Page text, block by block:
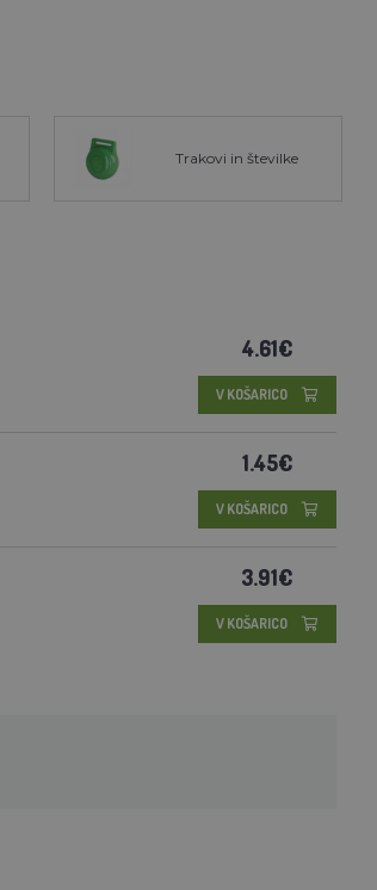
Trakovi in številke
4.61€
V KOŠARICO
1.45€
V KOŠARICO
3.91€
V KOŠARICO